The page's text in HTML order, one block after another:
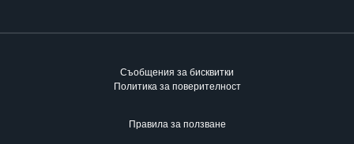
Съобщения за бисквитки
Политика за поверителност
Правила за ползване